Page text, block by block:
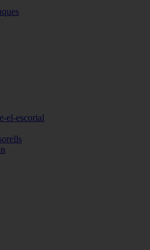
el-escorial